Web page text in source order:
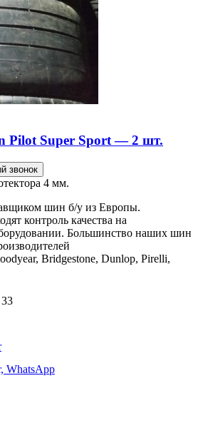
Pilot Super Sport — 2 шт.
звонок
4 мм.
шин б/у из Европы.
контроль качества на
Большинство наших шин
Bridgestone, Dunlop, Pirelli,
WhatsApp